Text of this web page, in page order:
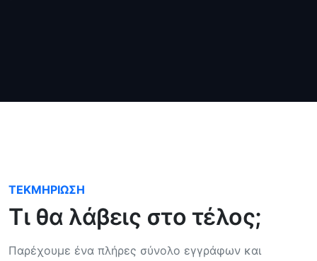
ΤΕΚΜΗΡΊΩΣΗ
Τι θα λάβεις στο τέλος;
Παρέχουμε ένα πλήρες σύνολο εγγράφων και